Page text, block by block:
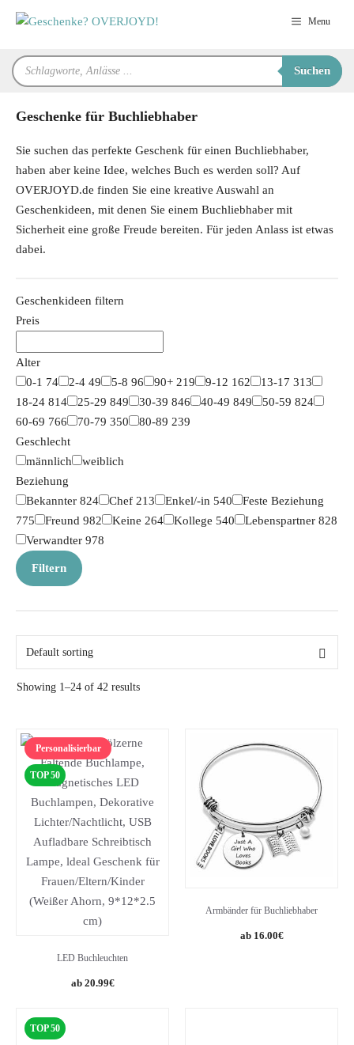
Inhalt
Menu
Products
search
Suchen
Geschenke für Buchliebhaber
Sie suchen das perfekte Geschenk für einen Buchliebhaber,
haben aber keine Idee, welches Buch es werden soll? Auf
OVERJOYD.de finden Sie eine kreative Auswahl an
Geschenkideen, mit denen Sie einem Buchliebhaber mit
Sicherheit eine große Freude bereiten. Für jeden Anlass ist etwas
dabei.
Geschenkideen filtern
Preis
Alter
0-1 74 2-4 49 5-8 96 90+ 219 9-12 162 13-17 313
18-24 814 25-29 849 30-39 846 40-49 849 50-59 824
60-69 766 70-79 350 80-89 239
Geschlecht
männlich
weiblich
Beziehung
Bekannter 824 Chef 213 Enkel/-in 540
Feste Beziehung
775
Freund 982 Keine 264 Kollege 540 Lebenspartner 828
Verwandter 978
Filtern
Showing 1–24 of 42 results
Personalisierbar
TOP 50
LED Buchleuchten
20.99€
Armbänder für Buchliebhaber
16.00€
TOP 50